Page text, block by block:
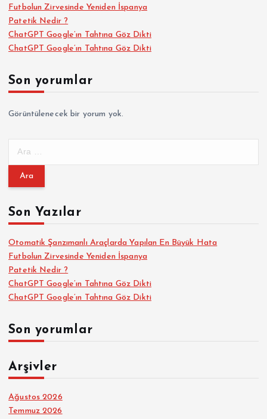
a
y
a
s
ı
Futbolun Zirvesinde Yeniden İspanya
Patetik Nedir ?
ChatGPT Google’ın Tahtına Göz Dikti
ChatGPT Google’ın Tahtına Göz Dikti
Son yorumlar
Görüntülenecek bir yorum yok.
m
:Son Yazılar
Otomatik Şanzımanlı Araçlarda Yapılan En Büyük Hata
Futbolun Zirvesinde Yeniden İspanya
Patetik Nedir ?
ChatGPT Google’ın Tahtına Göz Dikti
ChatGPT Google’ın Tahtına Göz Dikti
Son yorumlar
Arşivler
Ağustos 2026
Temmuz 2026